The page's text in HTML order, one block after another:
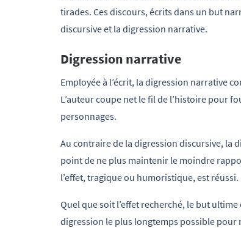
tirades. Ces discours, écrits dans un but
discursive et la digression narrative.
Digression narrative
Employée à l’écrit, la digression narrative
L’auteur coupe net le fil de l’histoire pour
personnages.
Au contraire de la digression discursive, la
point de ne plus maintenir le moindre
l’effet, tragique ou humoristique, est réussi.
Quel que soit l’effet recherché, le but
digression le plus longtemps possible